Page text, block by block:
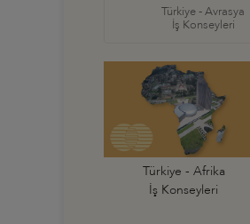
Türkiye - Avrasya
İş Konseyleri
Türkiye - Afrika
İş Konseyleri